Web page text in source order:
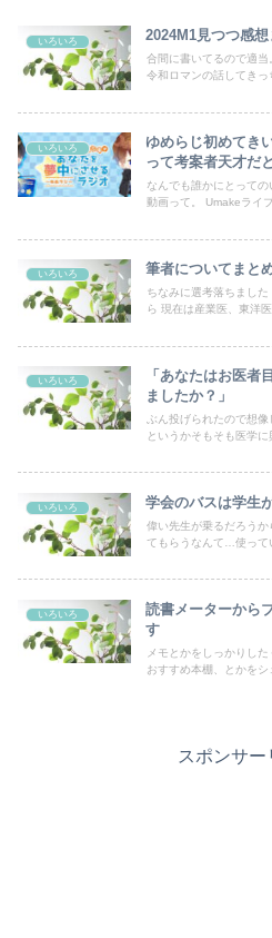
いろいろ 2024M1見つつ感
合間に書いてるので適
令和ロマンの話してき
いろいろ
ゆめらじ初めてき
って考案者天才だ
なんでも誰かにとって
動画って。 Umakeライ
いろいろ 筆者についてまと
ちなみに選考落ちまし
ら 現在は産業医、東洋
いろいろ
「あなたはお医者
ましたか？」
ぶん投げられたので想
というかそもそも医学に
いろいろ 学会のバスは学生
偉い先生が乗るだろう
てもらうなんて…使って
いろいろ
読書メーターから
す
メモとかをしっかりし
おすすめ本棚、とかをシ
スポンサー